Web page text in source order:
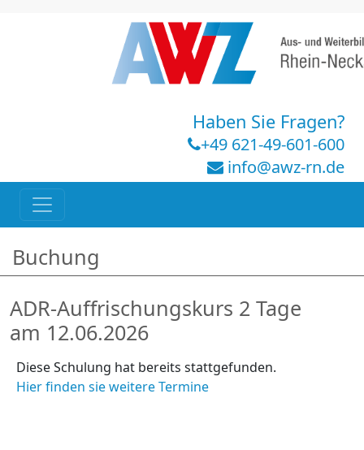
Haben Sie Fragen?
+49 621-49-601-600
info@awz-rn.de
Buchung
ADR-Auffrischungskurs 2 Tage
am 12.06.2026
Diese Schulung hat bereits stattgefunden.
Hier finden sie weitere Termine